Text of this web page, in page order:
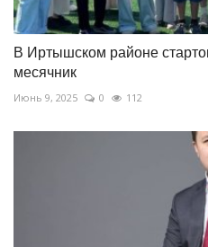
В Иртышском районе
месячник
Июнь 9, 2025 0 112